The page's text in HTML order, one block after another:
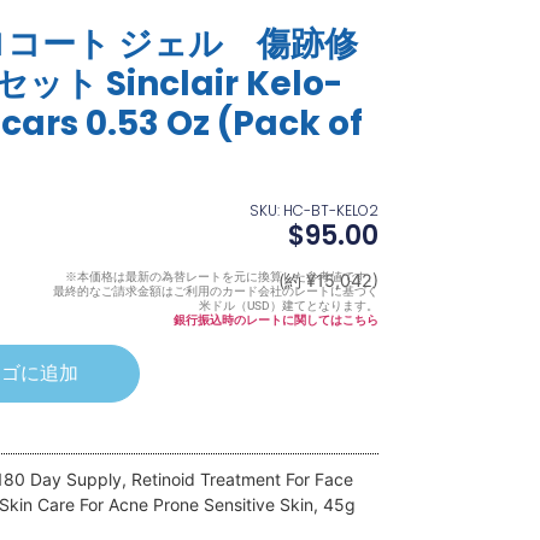
コート ジェル 傷跡修
ット Sinclair Kelo-
0.53 Oz (Pack of
SKU: HC-BT-KELO2
$95.00
(約 ¥15,042)
※本価格は最新の為替レートを元に換算した参考値です。
最終的なご請求金額はご利用のカード会社のレートに基づく
米ドル（USD）建てとなります。
銀行振込時のレートに関してはこちら
に追加
Day Supply, Retinoid Treatment For Face
Care For Acne Prone Sensitive Skin, 45g